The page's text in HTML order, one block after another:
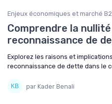
Enjeux économiques et marché
Comprendre la
reconnaissance de
Explorez les raisons et
reconnaissance de dette dans le
par Kader Benali